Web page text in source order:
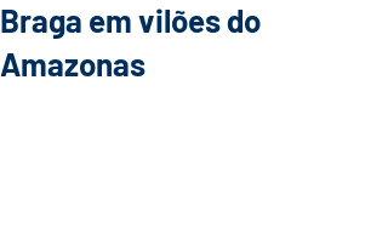
Braga em vilões do
Amazonas